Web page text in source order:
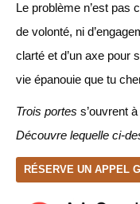
Le problème n’est pas
de volonté, ni
clarté et d’un axe pour
vie épanouie que tu
Trois portes s’ouvrent
Découvre lequelle ci-
RÉSERVE UN APPEL